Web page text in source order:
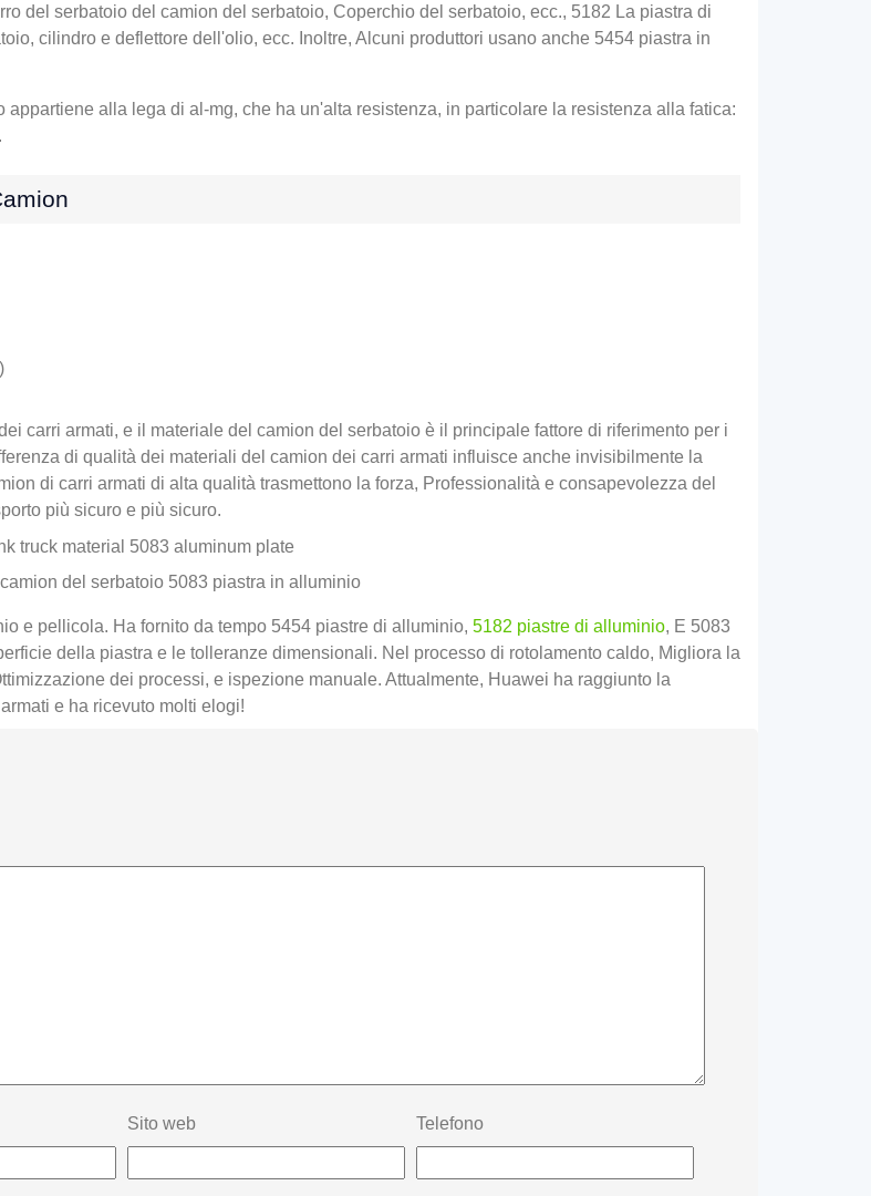
del serbatoio del camion del serbatoio, Coperchio del serbatoio, ecc., 5182 La piastra di
cilindro e deflettore dell'olio, ecc. Inoltre, Alcuni produttori usano anche 5454 piastra in
alla lega di al-mg, che ha un'alta resistenza, in particolare la resistenza alla fatica:
carri armati, e il materiale del camion del serbatoio è il principale fattore di riferimento per i
di qualità dei materiali del camion dei carri armati influisce anche invisibilmente la
di carri armati di alta qualità trasmettono la forza, Professionalità e consapevolezza del
più sicuro e più sicuro.
del serbatoio 5083 piastra in alluminio
e pellicola. Ha fornito da tempo 5454 piastre di alluminio, 5182 piastre di alluminio, E 5083
della piastra e le tolleranze dimensionali. Nel processo di rotolamento caldo, Migliora la
dei processi, e ispezione manuale. Attualmente, Huawei ha raggiunto la
e ha ricevuto molti elogi!
Sito web Telefono